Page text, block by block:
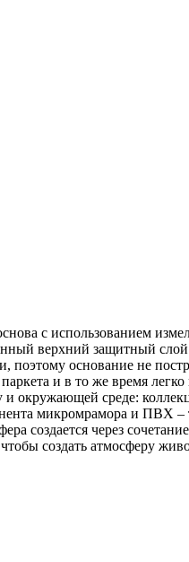
с использованием
верхний защитный
основание не
и в то же время
и окружающей среде:
микромрамора и ПВХ
создается через
создать атмосферу